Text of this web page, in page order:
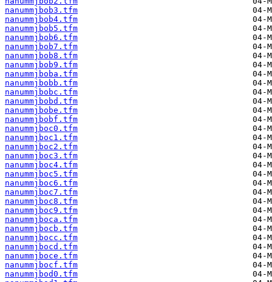
nanummjbob3.tfm
nanummjbob4.tfm
nanummjbob5.tfm
nanummjbob6.tfm
nanummjbob7.tfm
nanummjbob8.tfm
nanummjbob9.tfm
nanummjboba.tfm
nanummjbobb.tfm
nanummjbobc.tfm
nanummjbobd.tfm
nanummjbobe.tfm
nanummjbobf.tfm
nanummjboc0.tfm
nanummjboc1.tfm
nanummjboc2.tfm
nanummjboc3.tfm
nanummjboc4.tfm
nanummjboc5.tfm
nanummjboc6.tfm
nanummjboc7.tfm
nanummjboc8.tfm
nanummjboc9.tfm
nanummjboca.tfm
nanummjbocb.tfm
nanummjbocc.tfm
nanummjbocd.tfm
nanummjboce.tfm
nanummjbocf.tfm
nanummjbod0.tfm